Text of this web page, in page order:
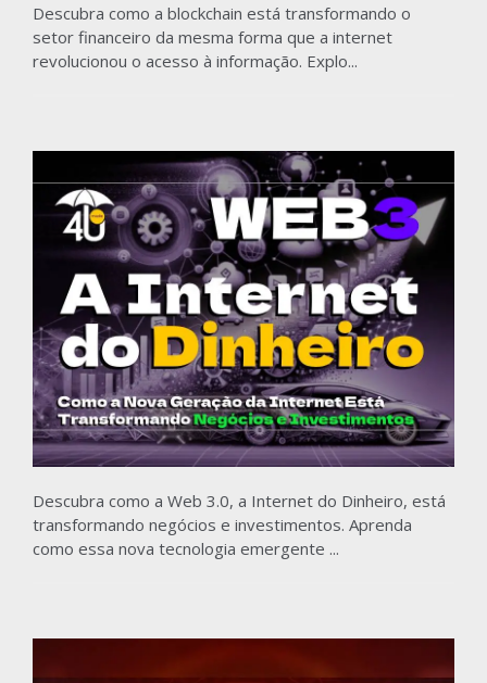
Descubra como a blockchain está transformando o
setor financeiro da mesma forma que a internet
revolucionou o acesso à informação. Explo...
Descubra como a Web 3.0, a Internet do Dinheiro, está
transformando negócios e investimentos. Aprenda
como essa nova tecnologia emergente ...